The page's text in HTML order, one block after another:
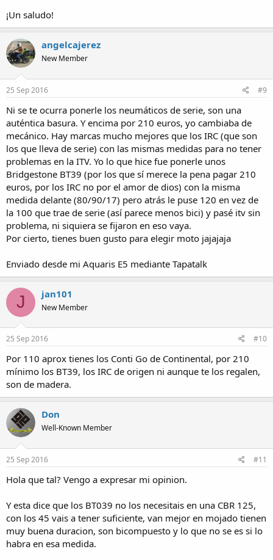
¡Un saludo!
angelcajerez
New Member
25 Sep 2016 #9
Ni se te ocurra ponerle los neumáticos de serie, son una
auténtica basura. Y encima por 210 euros, yo cambiaba de
mecánico. Hay marcas mucho mejores que los IRC (que son
los que lleva de serie) con las mismas medidas para no tener
problemas en la ITV. Yo lo que hice fue ponerle unos
Bridgestone BT39 (por los que sí merece la pena pagar 210
euros, por los IRC no por el amor de dios) con la misma
medida delante (80/90/17) pero atrás le puse 120 en vez de
la 100 que trae de serie (así parece menos bici) y pasé itv sin
problema, ni siquiera se fijaron en eso vaya.
Por cierto, tienes buen gusto para elegir moto jajajaja
Enviado desde mi Aquaris E5 mediante Tapatalk
J jan101
New Member
25 Sep 2016 #10
Por 110 aprox tienes los Conti Go de Continental, por 210
mínimo los BT39, los IRC de origen ni aunque te los regalen,
son de madera.
Don
Well-Known Member
25 Sep 2016 #11
Hola que tal? Vengo a expresar mi opinion.
Y esta dice que los BT039 no los necesitais en una CBR 125,
con los 45 vais a tener suficiente, van mejor en mojado tienen
muy buena duracion, son bicompuesto y lo que no se es si lo
habra en esa medida.